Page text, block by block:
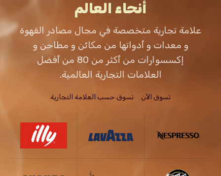
أنحاء العالم
علامة تجارية متخصصة في مجال مصادر القهوة
و معدات و أدواتها من مكائن و مطاحن و
إكسسوارات من أكثر من 80 من أفضل
العلامات التجارية العالمية.
تسوق الاَن تسوق حسب العلامة التجارية